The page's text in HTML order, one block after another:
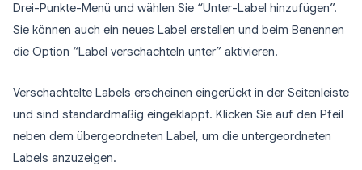
Drei-Punkte-Menü und wählen Sie “Unter-Label hinzufügen”.
Sie können auch ein neues Label erstellen und beim Benennen
die Option “Label verschachteln unter” aktivieren.
Verschachtelte Labels erscheinen eingerückt in der Seitenleiste
und sind standardmäßig eingeklappt. Klicken Sie auf den Pfeil
neben dem übergeordneten Label, um die untergeordneten
Labels anzuzeigen.